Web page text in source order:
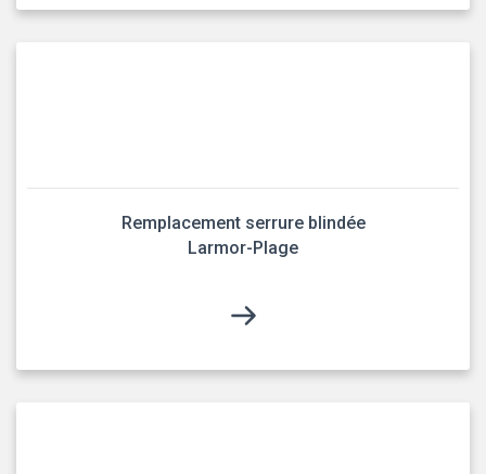
Remplacement serrure blindée
Larmor-Plage